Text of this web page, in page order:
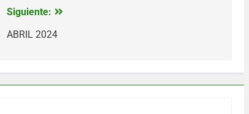
Siguiente:
ABRIL 2024